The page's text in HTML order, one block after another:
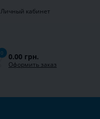
Личный кабинет
0 0.00 грн.
Оформить заказ